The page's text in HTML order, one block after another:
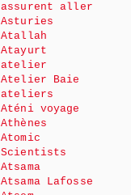
assurent aller
Asturies
Atallah
Atayurt
atelier
Atelier Baie
ateliers
Aténi voyage
Athènes
Atomic
Scientists
Atsama
Atsama Lafosse